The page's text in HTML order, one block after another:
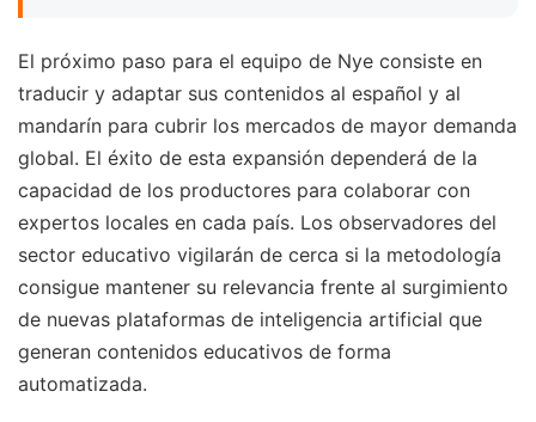
El próximo paso para el equipo de Nye consiste en
traducir y adaptar sus contenidos al español y al
mandarín para cubrir los mercados de mayor demanda
global. El éxito de esta expansión dependerá de la
capacidad de los productores para colaborar con
expertos locales en cada país. Los observadores del
sector educativo vigilarán de cerca si la metodología
consigue mantener su relevancia frente al surgimiento
de nuevas plataformas de inteligencia artificial que
generan contenidos educativos de forma
automatizada.